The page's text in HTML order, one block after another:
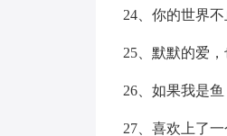
24、你的世界
25、默默的爱，
26、如果我是
27、喜欢上了